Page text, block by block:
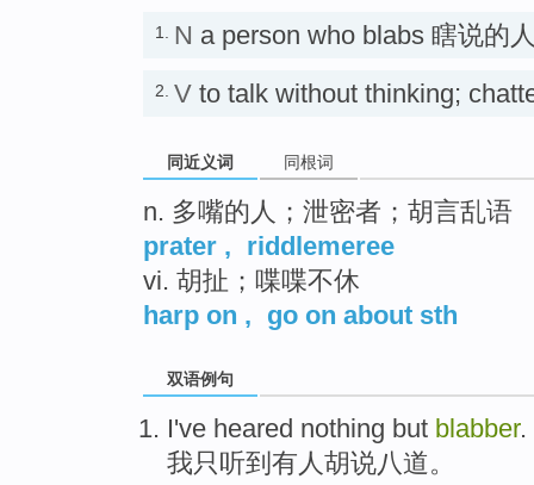
1. N a person who blabs 瞎说的
2. V to talk without thinking;
同近义词 同根词
n. 多嘴的人；泄密者；胡言乱语
prater , riddlemeree
vi. 胡扯；喋喋不休
harp on , go on about sth
双语例句
I've heared nothing but blabber.
我只听到 有人胡说八道。